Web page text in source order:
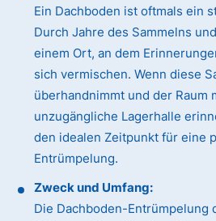
Ein Dachboden ist oftmals ein
Durch Jahre des Sammelns
einem Ort, an dem
sich vermischen. Wenn diese
überhandnimmt und der Raum
unzugängliche Lagerhalle
den idealen Zeitpunkt für eine
Entrümpelung.
Zweck und Umfang:
Die Dachboden-Entrümpelung